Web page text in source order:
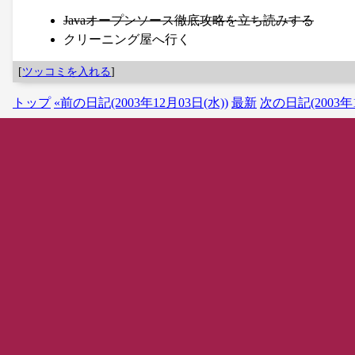
Javaオープンソース徹底攻略を立ち読みする
クリーニング屋へ行く
[ツッコミを入れる]
トップ «前の日記(2003年12月03日(水)) 最新 次の日記(2003